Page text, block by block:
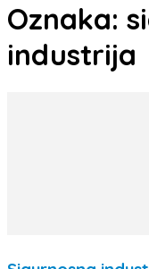
Oznaka:
industrija